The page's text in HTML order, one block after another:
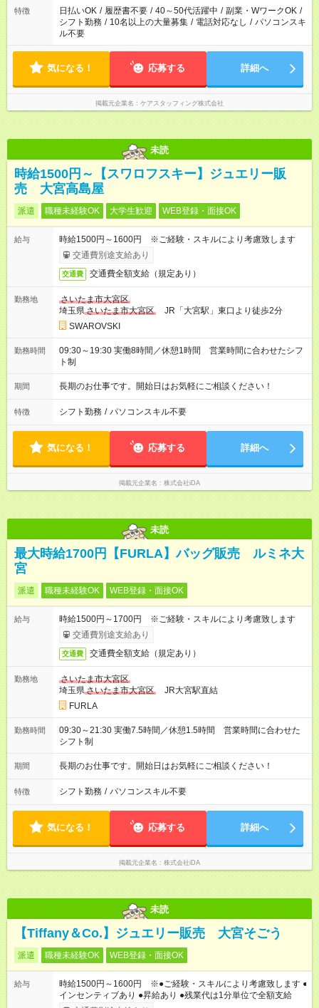
特徴 日払いOK / 履歴書不要 / 40～50代活躍中 / 副業・WワークOK /
シフト勤務 / 10名以上の大量募集 / 電話対応なし / パソコンスキ
ル不要
気になる！ 応募する 詳細へ
掲載元企業名 ケアスタッフィング株式会社
未読
時給1500円～【スワロフスキー】ジュエリー販
売 大宮高島屋
派遣 職種未経験OK 大学生歓迎 WEB登録・面接OK
給与
時給1500円～1600円 ※ご経験・スキルにより考慮致します
交通費別途支給あり
交通費 交通費全額支給（規定あり）
勤務地
さいたま市大宮区
埼玉県さいたま市大宮区
JR「大宮駅」東口より徒歩2分
SWAROVSKI
勤務時間
09:30～19:30 実働8時間／休憩1時間 営業時間に合わせたシフ
ト制
期間 長期のお仕事です。開始日はお気軽にご相談ください！
特徴 シフト勤務 / パソコンスキル不要
気になる！ 応募する 詳細へ
掲載元企業名 株式会社iDA
未読
最大時給1700円【FURLA】バッグ販売 ルミネ大
宮
派遣 職種未経験OK WEB登録・面接OK
給与
時給1500円～1700円 ※ご経験・スキルにより考慮致します
交通費別途支給あり
交通費 交通費全額支給（規定あり）
勤務地
さいたま市大宮区
埼玉県さいたま市大宮区
JR大宮駅直結
FURLA
勤務時間
09:30～21:30 実働7.5時間／休憩1.5時間 営業時間に合わせた
シフト制
期間 長期のお仕事です。開始日はお気軽にご相談ください！
特徴 シフト勤務 / パソコンスキル不要
気になる！ 応募する 詳細へ
掲載元企業名 株式会社iDA
未読
【Tiffany＆Co.】ジュエリー販売 大宮そごう
派遣 職種未経験OK WEB登録・面接OK
給与
時給1500円～1600円 ※●ご経験・スキルにより考慮致します ●
インセンティブあり ●昇給あり ●残業代は1分単位で全額支給